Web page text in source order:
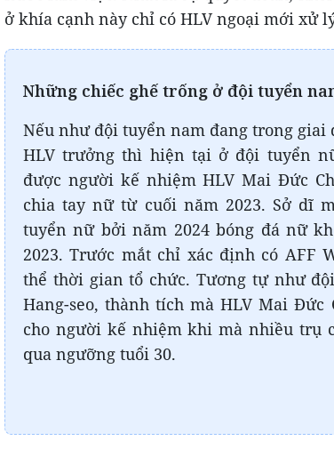
ở khía cạnh này chỉ có HLV ngoại mới xử
Những chiếc ghế trống ở đội tuyển
Nếu như đội tuyển nam đang trong
HLV trưởng thì hiện tại ở đội tuyển
được người kế nhiệm HLV Mai Đức
chia tay nữ từ cuối năm 2023. Sở dĩ
tuyển nữ bởi năm 2024 bóng đá nữ
2023. Trước mắt chỉ xác định có AFF
thể thời gian tổ chức. Tương tự như
Hang-seo, thành tích mà HLV Mai
cho người kế nhiệm khi mà nhiều trụ
qua ngưỡng tuổi 30.